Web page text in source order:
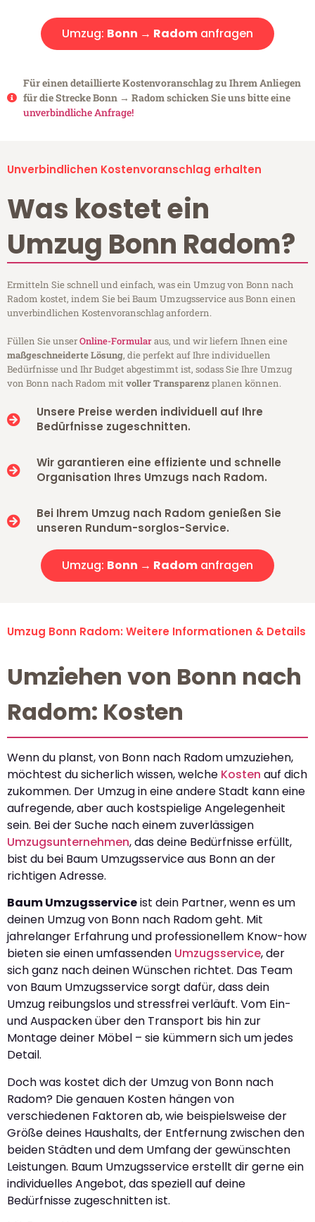
Umzug: Bonn → Radom anfragen
Für einen detaillierte Kostenvoranschlag zu Ihrem Anliegen
für die Strecke Bonn → Radom schicken Sie uns bitte eine
unverbindliche Anfrage!
Unverbindlichen Kostenvoranschlag erhalten
Was kostet ein
Umzug Bonn Radom?
Ermitteln Sie schnell und einfach, was ein Umzug von Bonn nach
Radom kostet, indem Sie bei Baum Umzugsservice aus Bonn einen
unverbindlichen Kostenvoranschlag anfordern.
Füllen Sie unserOnline-Formularaus, und wir liefern Ihnen eine
maßgeschneiderte Lösung, die perfekt auf Ihre individuellen
Bedürfnisse und Ihr Budget abgestimmt ist, sodass Sie Ihre Umzug
von Bonn nach Radom mitvoller Transparenzplanen können.
Unsere Preise werden individuell auf Ihre
Bedürfnisse zugeschnitten.
Wir garantieren eine effiziente und schnelle
Organisation Ihres Umzugs nach Radom.
Bei Ihrem Umzug nach Radom genießen Sie
unseren Rundum-sorglos-Service.
Umzug: Bonn → Radom anfragen
Umzug Bonn Radom: Weitere Informationen & Details
Umziehen von Bonn nach
Radom: Kosten
Wenn du planst, von Bonn nach Radom umzuziehen,
möchtest du sicherlich wissen, welche Kosten auf dich
zukommen. Der Umzug in eine andere Stadt kann eine
aufregende, aber auch kostspielige Angelegenheit
sein. Bei der Suche nach einem zuverlässigen
Umzugsunternehmen, das deine Bedürfnisse erfüllt,
bist du bei Baum Umzugsservice aus Bonn an der
richtigen Adresse.
Baum Umzugsserviceist dein Partner, wenn es um
deinen Umzug von Bonn nach Radom geht. Mit
jahrelanger Erfahrung und professionellem Know-how
bieten sie einen umfassenden Umzugsservice, der
sich ganz nach deinen Wünschen richtet. Das Team
von Baum Umzugsservice sorgt dafür, dass dein
Umzug reibungslos und stressfrei verläuft. Vom Ein-
und Auspacken über den Transport bis hin zur
Montage deiner Möbel – sie kümmern sich um jedes
Detail.
Doch was kostet dich der Umzug von Bonn nach
Radom? Die genauen Kosten hängen von
verschiedenen Faktoren ab, wie beispielsweise der
Größe deines Haushalts, der Entfernung zwischen den
beiden Städten und dem Umfang der gewünschten
Leistungen. Baum Umzugsservice erstellt dir gerne ein
individuelles Angebot, das speziell auf deine
Bedürfnisse zugeschnitten ist.